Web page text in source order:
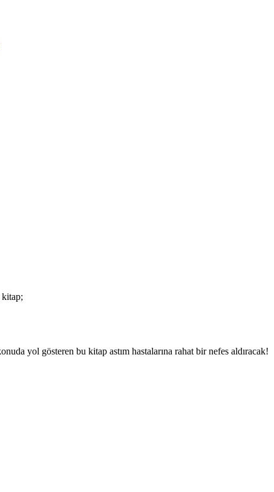
kitap;
yol gösteren bu kitap astım hastalarına rahat bir nefes aldıracak!